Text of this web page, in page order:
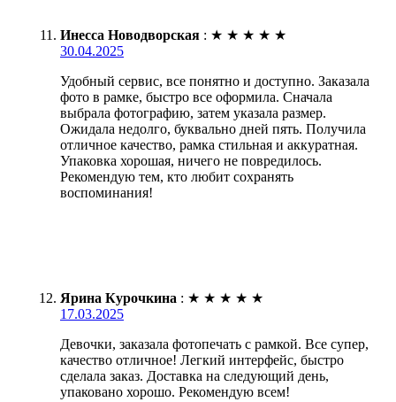
Инесса Новодворская : ★ ★ ★ ★ ★
30.04.2025
Удобный сервис, все понятно и доступно. Заказала
фото в рамке, быстро все оформила. Сначала
выбрала фотографию, затем указала размер.
Ожидала недолго, буквально дней пять. Получила
отличное качество, рамка стильная и аккуратная.
Упаковка хорошая, ничего не повредилось.
Рекомендую тем, кто любит сохранять
воспоминания!
Ярина Курочкина : ★ ★ ★ ★ ★
17.03.2025
Девочки, заказала фотопечать с рамкой. Все супер,
качество отличное! Легкий интерфейс, быстро
сделала заказ. Доставка на следующий день,
упаковано хорошо. Рекомендую всем!